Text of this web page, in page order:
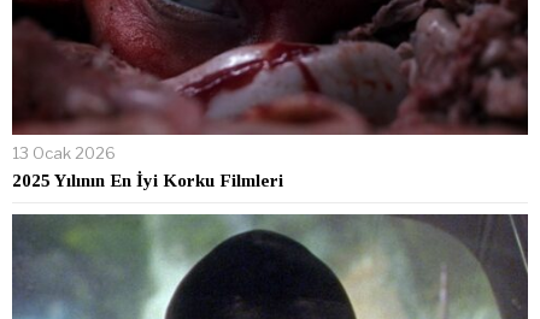
13 Ocak 2026
2025 Yılının En İyi Korku Filmleri